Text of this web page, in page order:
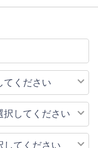
る購入数の場合や代金
ご確認ください。
合があります。